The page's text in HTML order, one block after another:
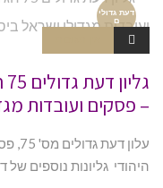
דעת גדולי
ם
– פסקים ועובדות
היהודי גליונות נוספים